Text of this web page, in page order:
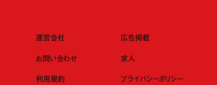
運営会社
広告掲載
お問い合わせ
求人
利用規約
プライバシーポリシー